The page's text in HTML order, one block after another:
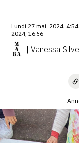
Lundi 27 mai, 2024,
2024, 16:56
Vanessa